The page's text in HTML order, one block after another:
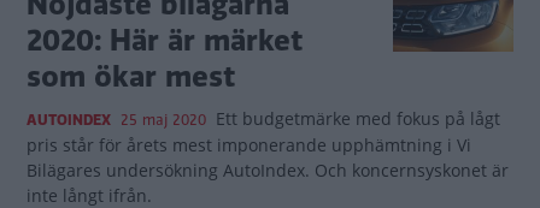
2020: Här är märket
som ökar mest
AUTOINDEX 25 maj 2020 Ett budgetmärke med fokus på lågt
pris står för årets mest imponerande upphämtning i Vi
Bilägares undersökning AutoIndex. Och koncernsyskonet är
inte långt ifrån.